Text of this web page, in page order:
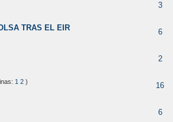
3
TRAS EL EIR 6
2
1 2 )
16
6